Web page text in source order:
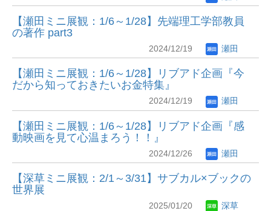
【瀬田ミニ展観：1/6～1/28】先端理工学部教員
の著作 part3
2024/12/19 瀬田
【瀬田ミニ展観：1/6～1/28】リブアド企画『今
だから知っておきたいお金特集』
2024/12/19 瀬田
【瀬田ミニ展観：1/6～1/28】リブアド企画『感
動映画を見て心温まろう！！』
2024/12/26 瀬田
【深草ミニ展観：2/1～3/31】サブカル×ブックの
世界展
2025/01/20 深草